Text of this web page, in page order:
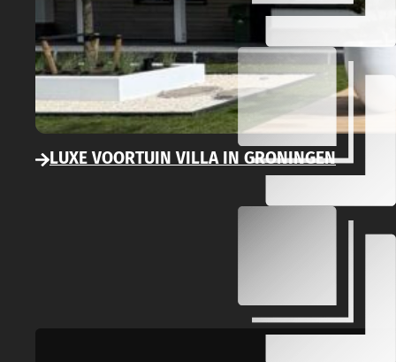
LUXE VOORTUIN VILLA IN GRONINGEN